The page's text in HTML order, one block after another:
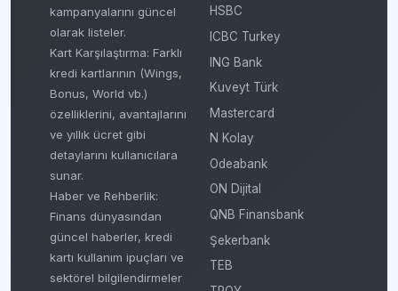
kampanyalarını güncel
olarak listeler.
Kart Karşılaştırma: Farklı
kredi kartlarının (Wings,
Bonus, World vb.)
özelliklerini, avantajlarını
ve yıllık ücret gibi
detaylarını kullanıcılara
sunar.
Haber ve Rehberlik:
Finans dünyasından
güncel haberler, kredi
kartı kullanım ipuçları ve
sektörel bilgilendirmeler
HSBC
ICBC Turkey
ING Bank
Kuveyt Türk
Mastercard
N Kolay
Odeabank
ON Dijital
QNB Finansbank
Şekerbank
TEB